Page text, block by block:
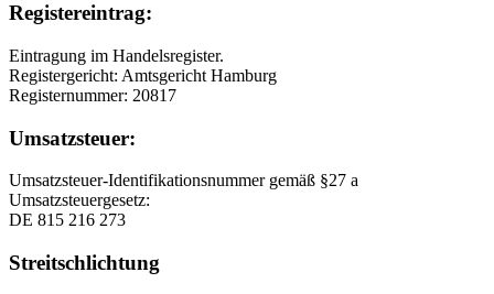
Registereintrag:
Eintragung im Handelsregister.
Registergericht: Amtsgericht Hamburg
Registernummer: 20817
Umsatzsteuer:
Umsatzsteuer-Identifikationsnummer gemäß §27 a
Umsatzsteuergesetz:
DE 815 216 273
Streitschlichtung